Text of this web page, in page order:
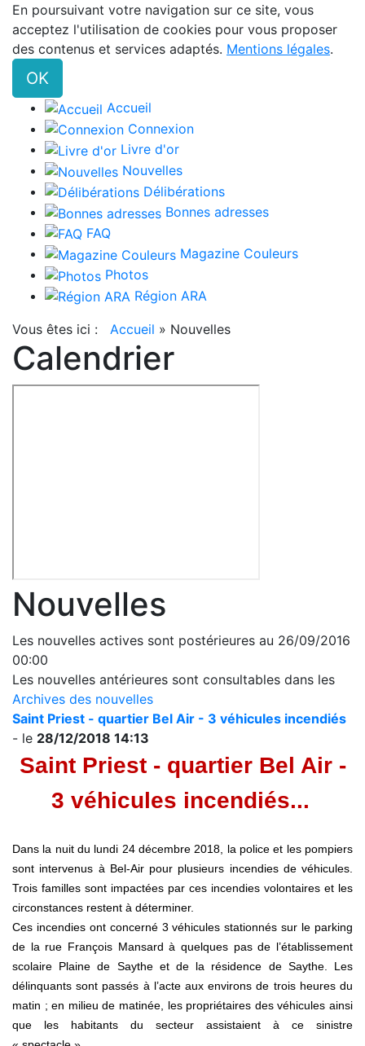
En poursuivant votre navigation sur ce site, vous
acceptez l'utilisation de cookies pour vous proposer
des contenus et services adaptés. Mentions légales.
OK
Accueil
Connexion
Livre d'or
Nouvelles
Délibérations
Bonnes adresses
FAQ
Magazine Couleurs
Photos
Région ARA
Vous êtes ici : Accueil » Nouvelles
Calendrier
Nouvelles
Les nouvelles actives sont postérieures au 26/09/2016
00:00
Les nouvelles antérieures sont consultables dans les
Archives des nouvelles
Saint Priest - quartier Bel Air - 3 véhicules incendiés
- le 28/12/2018 14:13
Saint Priest - quartier Bel Air -
3 véhicules incendiés...
Dans la nuit du lundi 24 décembre 2018, la police et les pompiers
sont intervenus à Bel-Air pour plusieurs incendies de véhicules.
Trois familles sont impactées par ces incendies volontaires et les
circonstances restent à déterminer.
Ces incendies ont concerné 3 véhicules stationnés sur le parking
de la rue François Mansard à quelques pas de l’établissement
scolaire Plaine de Saythe et de la résidence de Saythe. Les
délinquants sont passés à l’acte aux environs de trois heures du
matin ; en milieu de matinée, les propriétaires des véhicules ainsi
que les habitants du secteur assistaient à ce sinistre